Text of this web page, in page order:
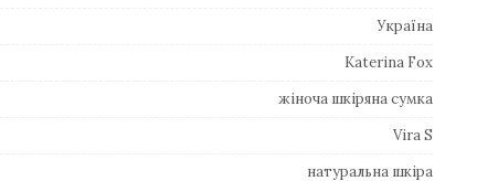
Україна
Katerina Fox
жіноча шкіряна сумка
Vira S
натуральна шкіра